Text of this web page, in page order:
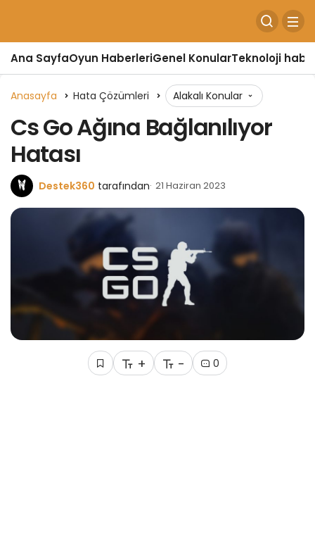
Ana SayfaOyun HaberleriGenel KonularTeknoloji
Anasayfa Hata Çözümleri Alakalı Konular
Cs Go Ağına Bağlanılıyor
Hatası
Destek360 tarafından 21 Haziran 2023
+ - 0